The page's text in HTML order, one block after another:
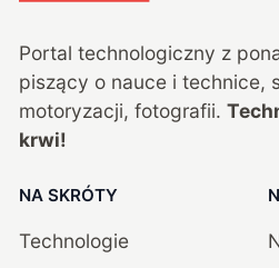
Portal technologiczny z
piszący o nauce i technice,
motoryzacji, fotografii.
krwi!
NA SKRÓTY
Technologie